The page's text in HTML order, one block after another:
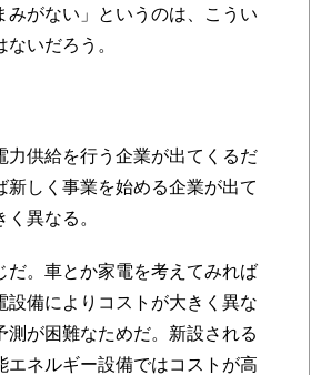
がない」というのは、こうい
いだろう。
供給を行う企業が出てくるだ
しく事業を始める企業が出て
異なる。
。車とか家電を考えてみれば
備によりコストが大きく異な
が困難なためだ。新設される
ネルギー設備ではコストが高